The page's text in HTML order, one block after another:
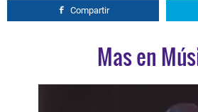
Compartir
Mas en